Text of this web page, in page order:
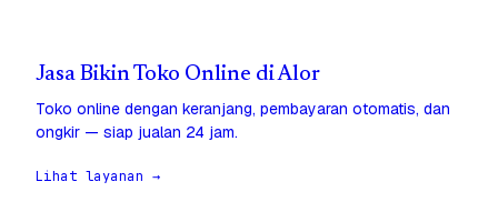
Jasa Bikin Toko Online di Alor
Toko online dengan keranjang, pembayaran otomatis, dan
ongkir — siap jualan 24 jam.
Lihat layanan →